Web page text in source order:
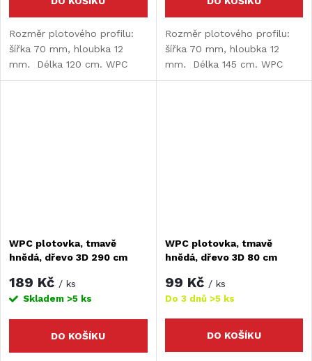
Rozměr plotového profilu:
šířka 70 mm, hloubka 12
mm. Délka 120 cm. WPC
plotovka - z jedné strany
Rozměr plotového profilu:
šířka 70 mm, hloubka 12
mm. Délka 145 cm. WPC
plotovka - z jedné strany
WPC plotovka, tmavě
hnědá, dřevo 3D 290 cm
189 Kč / ks
Skladem >5 ks
DO KOŠÍKU
WPC plotovka, tmavě
hnědá, dřevo 3D 80 cm
99 Kč / ks
Do 3 dnů >5 ks
DO KOŠÍKU